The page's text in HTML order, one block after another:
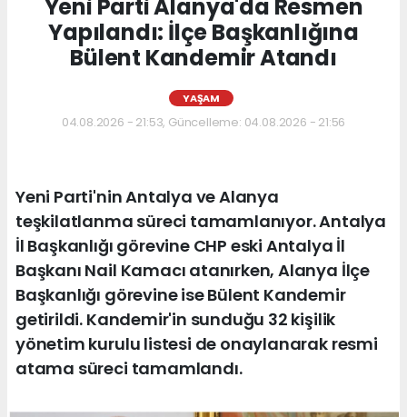
Yeni Parti Alanya'da Resmen
Yapılandı: İlçe Başkanlığına
Bülent Kandemir Atandı
YAŞAM
04.08.2026 - 21:53, Güncelleme: 04.08.2026 - 21:56
Yeni Parti'nin Antalya ve Alanya
teşkilatlanma süreci tamamlanıyor. Antalya
İl Başkanlığı görevine CHP eski Antalya İl
Başkanı Nail Kamacı atanırken, Alanya İlçe
Başkanlığı görevine ise Bülent Kandemir
getirildi. Kandemir'in sunduğu 32 kişilik
yönetim kurulu listesi de onaylanarak resmi
atama süreci tamamlandı.